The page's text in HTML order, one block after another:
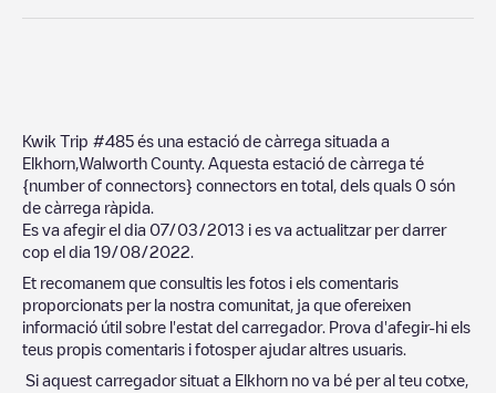
Kwik Trip #485 és una estació de càrrega situada a
Elkhorn Walworth County. Aquesta estació de càrrega té
{number of connectors} connectors en total, dels quals 0 són
de càrrega ràpida.
Es va afegir el dia 07/03/2013 i es va actualitzar per darrer
cop el dia 19/08/2022
Et recomanem que consultis les fotos i els comentaris
proporcionats per la nostra comunitat, ja que ofereixen
informació útil sobre l'estat del carregador. Prova d'afegir-hi els
teus propis comentaris i fotosper ajudar altres usuaris.
Si aquest carregador situat a Elkhorn no va bé per al teu cotxe,